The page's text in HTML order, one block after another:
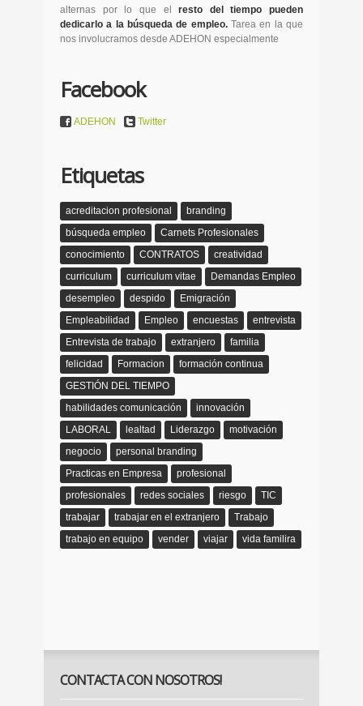
alternas por lo que elresto del tiempo pueden
dedicarlo a la búsqueda de empleo.Tarea en la que
nos involucramos desde ADEHON especialmente
Facebook
ADEHON Twitter
Etiquetas
acreditacion profesional
branding
búsqueda empleo
Carnets Profesionales
conocimiento
CONTRATOS
creatividad
curriculum
curriculum vitae
Demandas Empleo
desempleo
despido
Emigración
Empleabilidad
Empleo encuestas
entrevista
Entrevista de trabajo
extranjero
familia
felicidad
Formacion
formación continua
GESTIÓN DEL TIEMPO
habilidades comunicación
innovación
LABORAL
lealtad Liderazgo
motivación
negocio
personal branding
Practicas en Empresa
profesional
profesionales
redes sociales riesgo
TIC
trabajar
trabajar en el extranjero
Trabajo
trabajo en equipo
vender viajar vida familira
CONTACTA CON NOSOTROS!